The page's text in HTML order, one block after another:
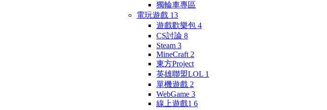
獨輪車專區
電玩遊戲 13
遊戲歡樂包 4
CS討論 8
Steam 3
MineCraft 2
東方Project
英雄聯盟LOL 1
單機遊戲 2
WebGame 3
線上遊戲1 6